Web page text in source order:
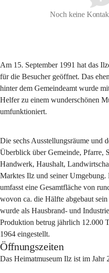
Noch keine
Am 15. September 1991 hat das
für die Besucher geöffnet. Das
hinter dem Gemeindeamt wurde
Helfer zu einem wunderschönen
umfunktioniert.
Die sechs Ausstellungsräume und
Überblick über Gemeinde, Pfarre,
Handwerk, Haushalt,
Marktes Ilz und seiner
umfasst eine Gesamtfläche von
wovon ca. die Hälfte abgebaut
wurde als Hausbrand- und
Produktion betrug jährlich 12.000
1964 eingestellt.
Öffnungszeiten
Das Heimatmuseum Ilz ist im Jahr